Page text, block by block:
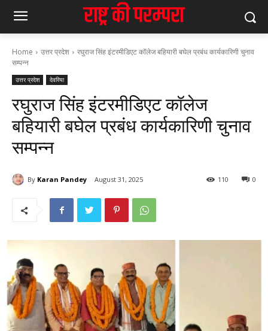
Home उत्तर प्रदेश
रघुराज सिंह इंटरमीडिएट कॉलेज बहियारी बघेल प्रबंध कार्यकारिणी चुनाव
सम्पन्न
उत्तर प्रदेश देवरिया
रघुराज सिंह इंटरमीडिएट कॉलेज
बहियारी बघेल प्रबंध कार्यकारिणी चुनाव
सम्पन्न
By Karan Pandey August 31, 2025 0
110